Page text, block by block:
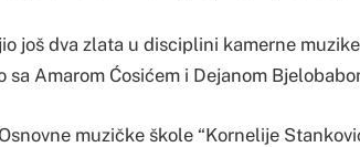
još dva zlata u disciplini kamerne
sa Amarom Ćosićem i Dejanom
muzičke škole “Kornelije